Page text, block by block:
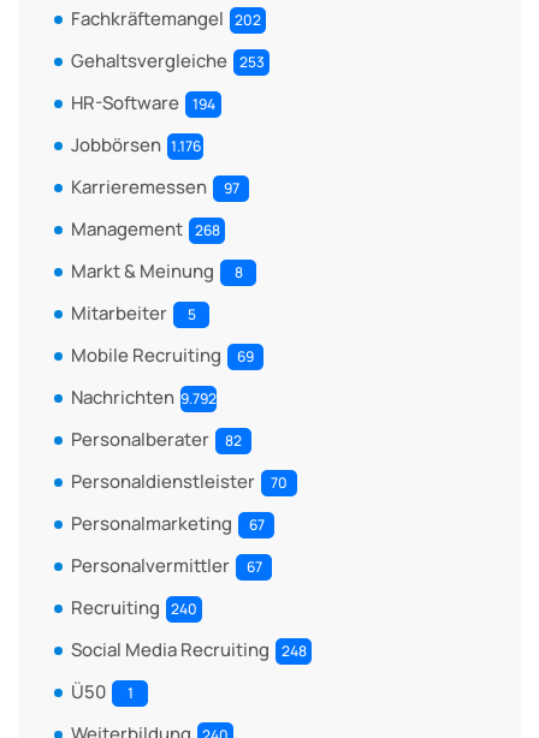
Fachkräftemangel 202
Gehaltsvergleiche 253
HR-Software 194
Jobbörsen 1.176
Karrieremessen 97
Management 268
Markt & Meinung 8
Mitarbeiter 5
Mobile Recruiting 69
Nachrichten 9.792
Personalberater 82
Personaldienstleister 70
Personalmarketing 67
Personalvermittler 67
Recruiting 240
Social Media Recruiting 248
Ü50 1